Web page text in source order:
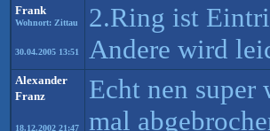
Frank
Wohnort: Zittau
30.04.2005 13:51
2.Ring ist
Andere wird
Alexander
Franz
18.12.2002 21:47
Echt nen super
mal